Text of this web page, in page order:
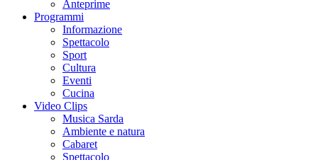
Anteprime
Programmi
Informazione
Spettacolo
Sport
Cultura
Eventi
Cucina
Video Clips
Musica Sarda
Ambiente e natura
Cabaret
Spettacolo